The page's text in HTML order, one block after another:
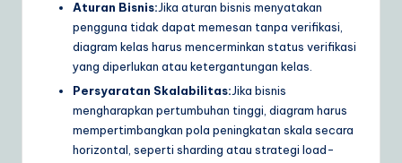
Aturan Bisnis:Jika aturan bisnis menyatakan
pengguna tidak dapat memesan tanpa verifikasi,
diagram kelas harus mencerminkan status verifikasi
yang diperlukan atau ketergantungan kelas.
Persyaratan Skalabilitas:Jika bisnis
mengharapkan pertumbuhan tinggi, diagram harus
mempertimbangkan pola peningkatan skala secara
horizontal, seperti sharding atau strategi load-